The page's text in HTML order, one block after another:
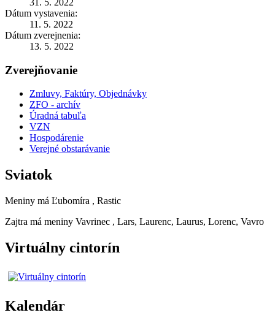
Dátum vystavenia:
11. 5. 2022
Dátum zverejnenia:
13. 5. 2022
Zverejňovanie
Zmluvy, Faktúry, Objednávky
ZFO - archív
Úradná tabuľa
VZN
Hospodárenie
Verejné obstarávanie
Sviatok
Meniny má Ľubomíra , Rastic
Zajtra má meniny Vavrinec , Lars, Laurenc, Laurus, Lorenc, Vavro
Virtuálny cintorín
Kalendár